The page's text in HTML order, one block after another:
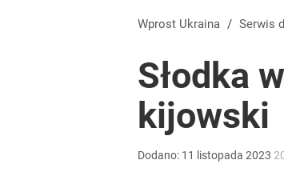
Wprost Ukraina /
Słodka
kijowski
Dodano: 11 listopada 2023